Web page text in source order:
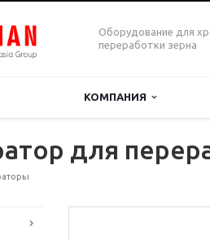
Оборудование для
переработки зерна
КОМПАНИЯ
для